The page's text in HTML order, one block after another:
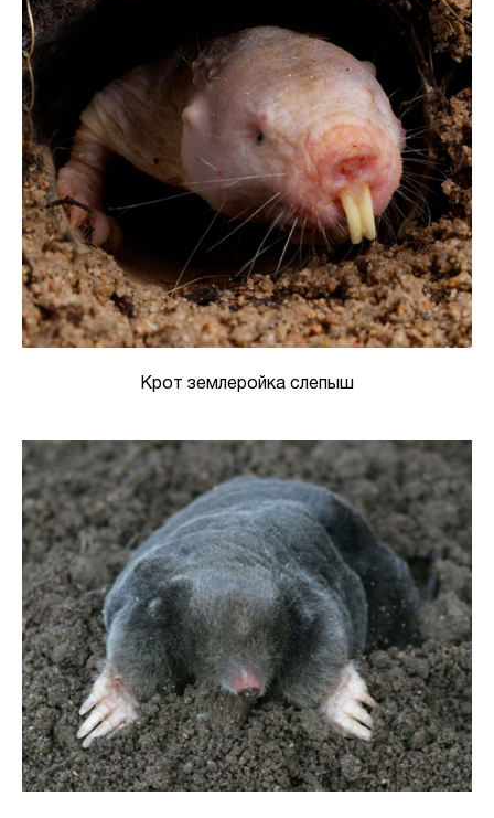
Крот землеройка слепыш